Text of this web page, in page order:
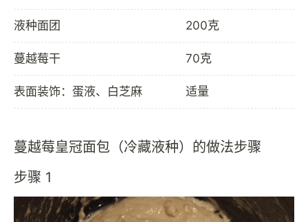
液种面团 200克
蔓越莓干 70克
表面装饰：蛋液、白芝麻 适量
蔓越莓皇冠面包（冷藏液种）的做法步骤
步骤 1